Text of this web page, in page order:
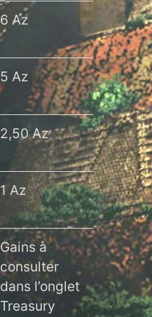
6 Az
5 Az
2,50 Az
1 Az
Gains à
consulter
dans l’onglet
Treasury